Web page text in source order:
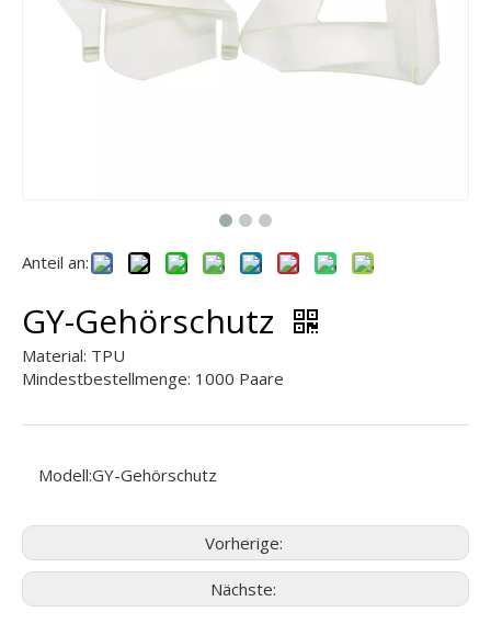
Anteil an:
GY-Gehörschutz
Material: TPU
Mindestbestellmenge: 1000 Paare
Modell:GY-Gehörschutz
Vorherige:
Nächste: